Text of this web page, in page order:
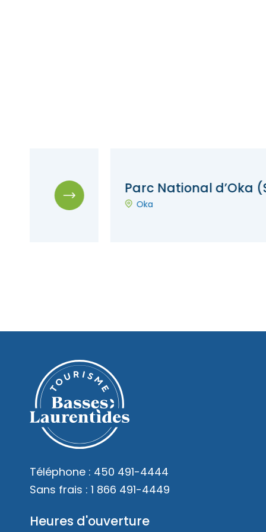
Parc National d’Oka (Sepaq)
Oka
Téléphone : 450 491-4444
Sans frais : 1 866 491-4449
Heures d'ouverture